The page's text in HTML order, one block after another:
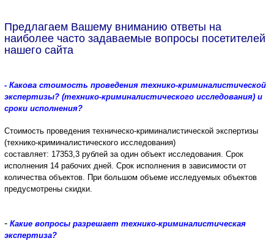
Предлагаем Вашему вниманию ответы на
наиболее часто задаваемые вопросы посетителей
нашего сайта
- Какова стоимость проведения технико-криминалистической
экспертизы? (технико-криминалистического исследования) и
сроки исполнения?
Стоимость проведения техническо-криминалистической экспертизы
(технико-криминалистического исследования)
составляет: 17353,3 рублей за один объект исследования. Срок
исполнения 14 рабочих дней. Срок исполнения в зависимости от
количества объектов. При большом объеме исследуемых объектов
предусмотрены скидки.
- Какие вопросы разрешает технико-криминалистическая
экспертиза?